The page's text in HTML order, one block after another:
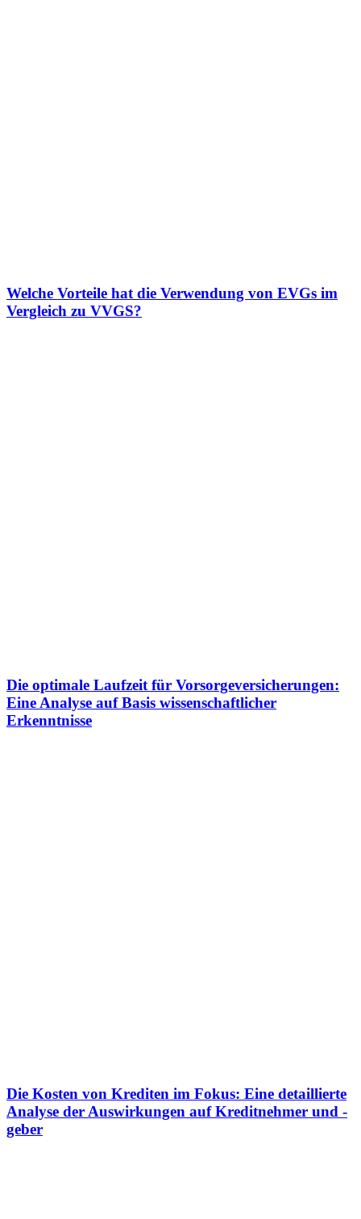
Welche Vorteile hat die Verwendung von EVGs im
Vergleich zu VVGS?
Die optimale Laufzeit für Vorsorgeversicherungen:
Eine Analyse auf Basis wissenschaftlicher
Erkenntnisse
Die Kosten von Krediten im Fokus: Eine detaillierte
Analyse der Auswirkungen auf Kreditnehmer und -
geber